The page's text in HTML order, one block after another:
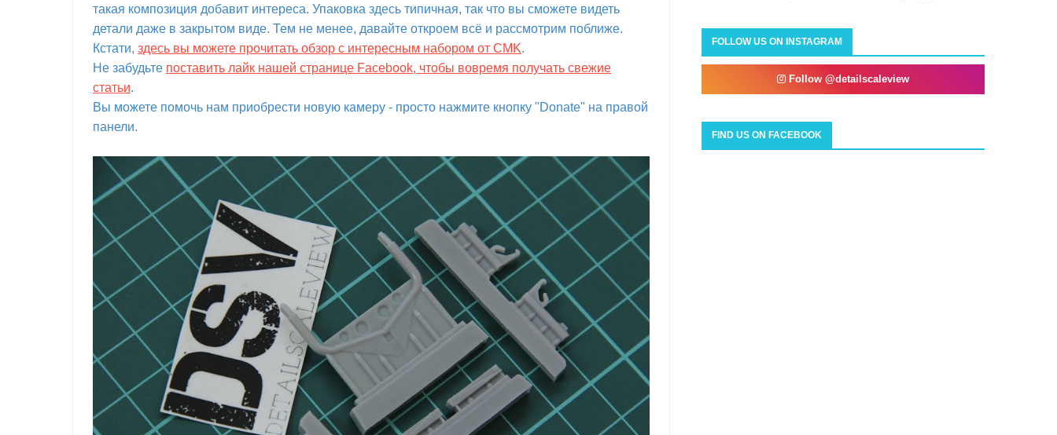
такая композиция добавит интереса. Упаковка здесь типичная, так что вы сможете видеть
детали даже в закрытом виде. Тем не менее, давайте откроем всё и рассмотрим поближе.
Кстати, здесь вы можете прочитать обзор с интересным набором от CMK.
Не забудьте поставить лайк нашей странице Facebook, чтобы вовремя получать свежие
статьи.
Вы можете помочь нам приобрести новую камеру - просто нажмите кнопку "Donate" на правой
панели.
FOLLOW US ON INSTAGRAM
Follow @detailscaleview
FIND US ON FACEBOOK